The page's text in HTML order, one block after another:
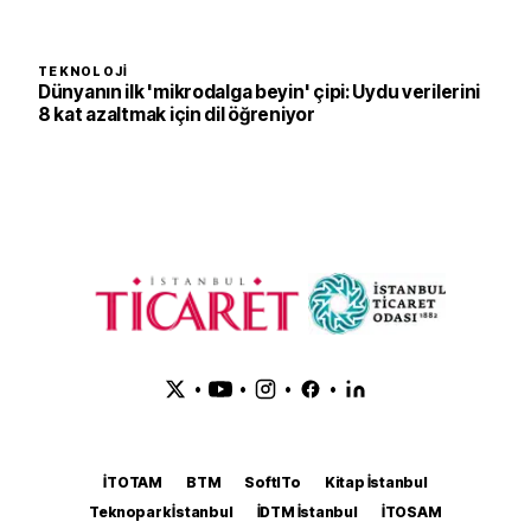
TEKNOLOJI
Dünyanın ilk 'mikrodalga beyin' çipi: Uydu verilerini
8 kat azaltmak için dil öğreniyor
• • • •
İTOTAM BTM SoftITo
Kitap İstanbul
Teknopark İstanbul
İDTM İstanbul
İTOSAM